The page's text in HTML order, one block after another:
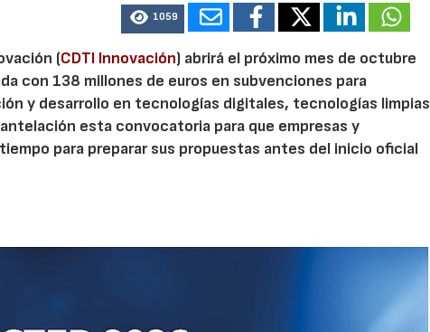
1059
(CDTI Innovación) abrirá el próximo mes de octubre
con 138 millones de euros en subvenciones para
y desarrollo en tecnologías digitales, tecnologías limpias
esta convocatoria para que empresas y
para preparar sus propuestas antes del inicio oficial